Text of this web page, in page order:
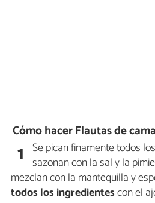
Cómo hacer Flautas de
1 Se pican finamente todos
sazonan con la sal y la
mezclan con la mantequilla y
todos los ingredientescon el